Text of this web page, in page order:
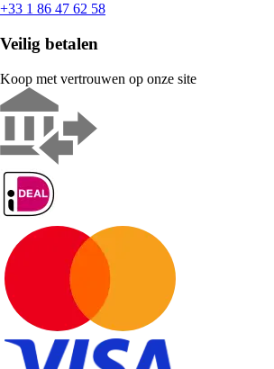
+33 1 86 47 62 58
Veilig betalen
Koop met vertrouwen op onze site